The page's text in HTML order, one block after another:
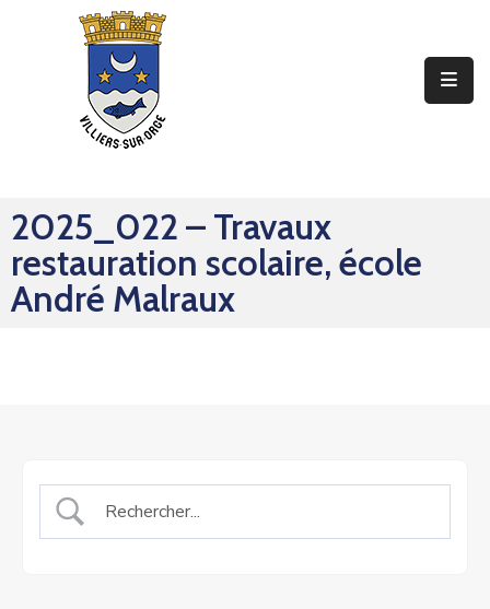
Sorties
2025_022 – Travaux
restauration scolaire, école
André Malraux